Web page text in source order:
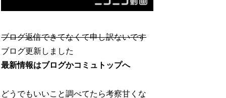
ブログ返信できてなくて申し訳ないです
ブログ更新しました
最新情報はブログかコミュトップへ
どうでもいいこと調べてたら考察甘くな